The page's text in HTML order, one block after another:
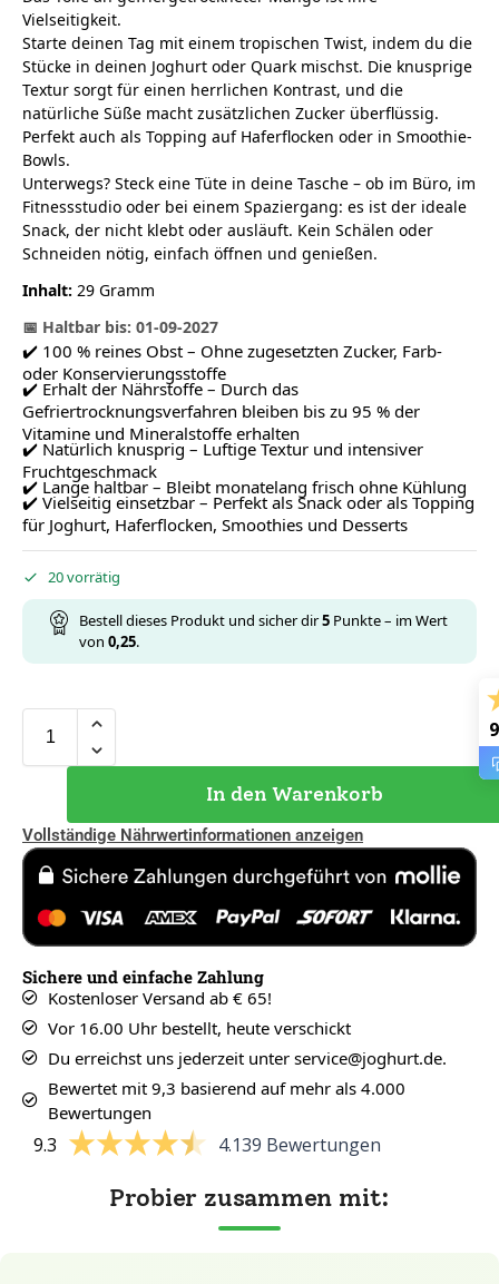
Vielseitigkeit.
Starte deinen Tag mit einem tropischen Twist, indem du die
Stücke in deinen Joghurt oder Quark mischst. Die knusprige
Textur sorgt für einen herrlichen Kontrast, und die
natürliche Süße macht zusätzlichen Zucker überflüssig.
Perfekt auch als Topping auf Haferflocken oder in Smoothie-
Bowls.
Unterwegs? Steck eine Tüte in deine Tasche – ob im Büro, im
Fitnessstudio oder bei einem Spaziergang: es ist der ideale
Snack, der nicht klebt oder ausläuft. Kein Schälen oder
Schneiden nötig, einfach öffnen und genießen.
Inhalt: 29 Gramm
📅 Haltbar bis: 01-09-2027
✔️ 100 % reines Obst – Ohne zugesetzten Zucker, Farb-
oder Konservierungsstoffe
✔️ Erhalt der Nährstoffe – Durch das
Gefriertrocknungsverfahren bleiben bis zu 95 % der
Vitamine und Mineralstoffe erhalten
✔️ Natürlich knusprig – Luftige Textur und intensiver
Fruchtgeschmack
✔️ Lange haltbar – Bleibt monatelang frisch ohne Kühlung
✔️ Vielseitig einsetzbar – Perfekt als Snack oder als Topping
für Joghurt, Haferflocken, Smoothies und Desserts
20 vorrätig
Bestell dieses Produkt und sicher dir5 Punkte – im Wert
von 0,25.
In den Warenkorb
Vollständige Nährwertinformationen anzeigen
Sichere und einfache Zahlung
Kostenloser Versand ab € 65!
Vor 16.00 Uhr bestellt, heute verschickt
Du erreichst uns jederzeit unter service@joghurt.de.
Bewertet mit 9,3 basierend auf mehr als 4.000
Bewertungen
9.3 4.139 Bewertungen
Probier zusammen mit: